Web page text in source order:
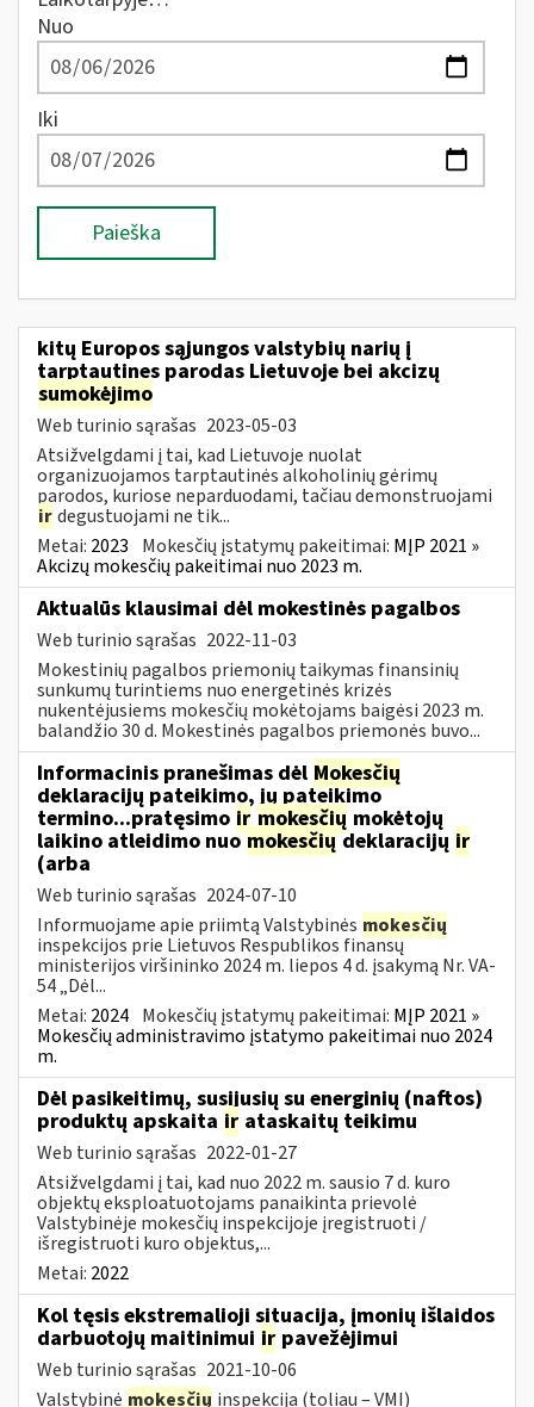
Nuo
Iki
Paieška
kitų Europos sąjungos valstybių narių į
tarptautines parodas Lietuvoje bei akcizų
sumokėjimo
Web turinio sąrašas 2023-05-03
Atsižvelgdami į tai, kad Lietuvoje nuolat
organizuojamos tarptautinės alkoholinių gėrimų
parodos, kuriose neparduodami, tačiau demonstruojami
irdegustuojami ne tik...
Metai: 2023 Mokesčių įstatymų pakeitimai: MĮP 2021 »
Akcizų mokesčių pakeitimai nuo 2023 m.
Aktualūs klausimai dėl mokestinės pagalbos
Web turinio sąrašas 2022-11-03
Mokestinių pagalbos priemonių taikymas finansinių
sunkumų turintiems nuo energetinės krizės
nukentėjusiems mokesčių mokėtojams baigėsi 2023 m.
balandžio 30 d. Mokestinės pagalbos priemonės buvo...
Informacinis pranešimas dėl Mokesčių
deklaracijų pateikimo, jų pateikimo
termino...pratęsimo ir mokesčių mokėtojų
laikino atleidimo nuomokesčiųdeklaracijų ir
(arba
Web turinio sąrašas 2024-07-10
Informuojame apie priimtą Valstybinės mokesčių
inspekcijos prie Lietuvos Respublikos finansų
ministerijos viršininko 2024 m. liepos 4 d. įsakymą Nr. VA-
54 „Dėl...
Metai: 2024 Mokesčių įstatymų pakeitimai: MĮP 2021 »
Mokesčių administravimo įstatymo pakeitimai nuo 2024
m.
Dėl pasikeitimų, susijusių su energinių (naftos)
produktų apskaita ir ataskaitų teikimu
Web turinio sąrašas 2022-01-27
Atsižvelgdami į tai, kad nuo 2022 m. sausio 7 d. kuro
objektų eksploatuotojams panaikinta prievolė
Valstybinėje mokesčių inspekcijoje įregistruoti /
išregistruoti kuro objektus,...
Metai: 2022
Kol tęsis ekstremalioji situacija, įmonių išlaidos
darbuotojų maitinimui ir pavežėjimui
Web turinio sąrašas 2021-10-06
Valstybinė mokesčių inspekcija (toliau – VMI)